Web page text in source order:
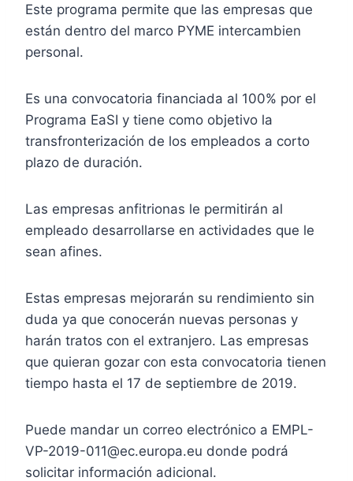
Este programa permite que las empresas que
están dentro del marco PYME intercambien
personal.
Es una convocatoria financiada al 100% por el
Programa EaSI y tiene como objetivo la
transfronterización de los empleados a corto
plazo de duración.
Las empresas anfitrionas le permitirán al
empleado desarrollarse en actividades que le
sean afines.
Estas empresas mejorarán su rendimiento sin
duda ya que conocerán nuevas personas y
harán tratos con el extranjero. Las empresas
que quieran gozar con esta convocatoria tienen
tiempo hasta el 17 de septiembre de 2019.
Puede mandar un correo electrónico a EMPL-
VP-2019-011@ec.europa.eu donde podrá
solicitar información adicional.